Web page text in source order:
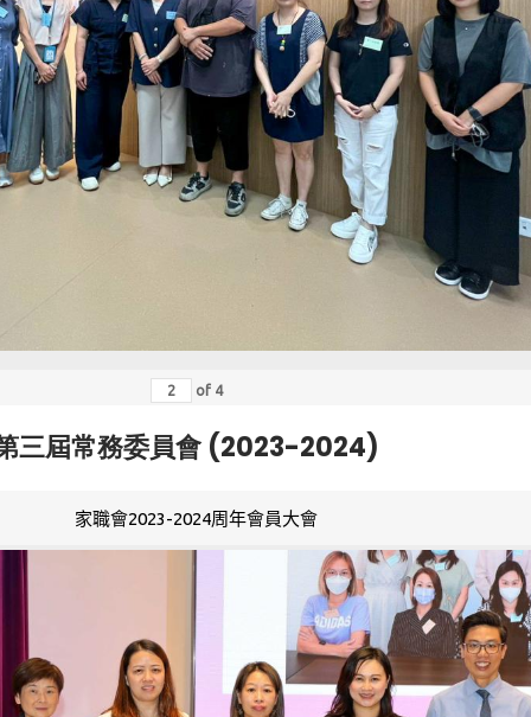
of 4
三屆常務委員會 (2023-2024)
家職會2023-2024周年會員大會